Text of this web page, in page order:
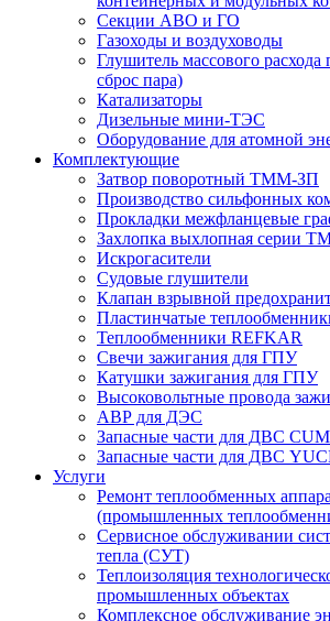
Секции АВО и ГО
Газоходы и воздуховоды
Глушитель массового расхода
сброс пара)
Катализаторы
Дизельные мини-ТЭС
Оборудование для атомной
Комплектующие
Затвор поворотный ТММ-ЗП
Производство сильфонных
Прокладки межфланцевые
Захлопка выхлопная серии
Искрогасители
Судовые глушители
Клапан взрывной
Пластинчатые
Теплообменники REFKAR
Свечи зажигания для ГПУ
Катушки зажигания для ГПУ
Высоковольтные провода
АВР для ДЭС
Запасные части для ДВС
Запасные части для ДВС
Услуги
Ремонт теплообменных
(промышленных
Сервисное обслуживании
тепла (СУТ)
Теплоизоляция
промышленных объектах
Комплексное обслуживание